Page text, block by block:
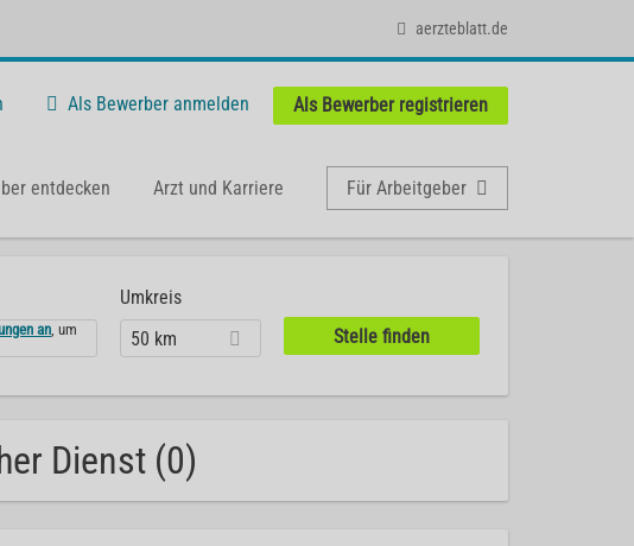
aerzteblatt.de
Als Bewerber anmelden Als Bewerber registrieren
entdecken Arzt und Karriere Für Arbeitgeber
an, um
Umkreis
50 km
Dienst (0)